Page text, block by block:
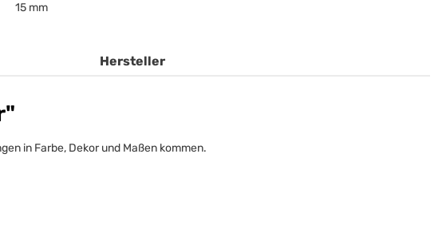
15 mm
Hersteller
in Farbe, Dekor und Maßen kommen.